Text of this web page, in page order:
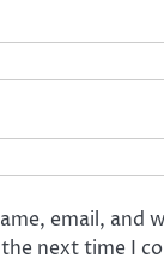
email, and
next time I